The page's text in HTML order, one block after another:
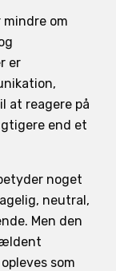
om
er
at reagere på
end et
noget
neutral,
Men den
som